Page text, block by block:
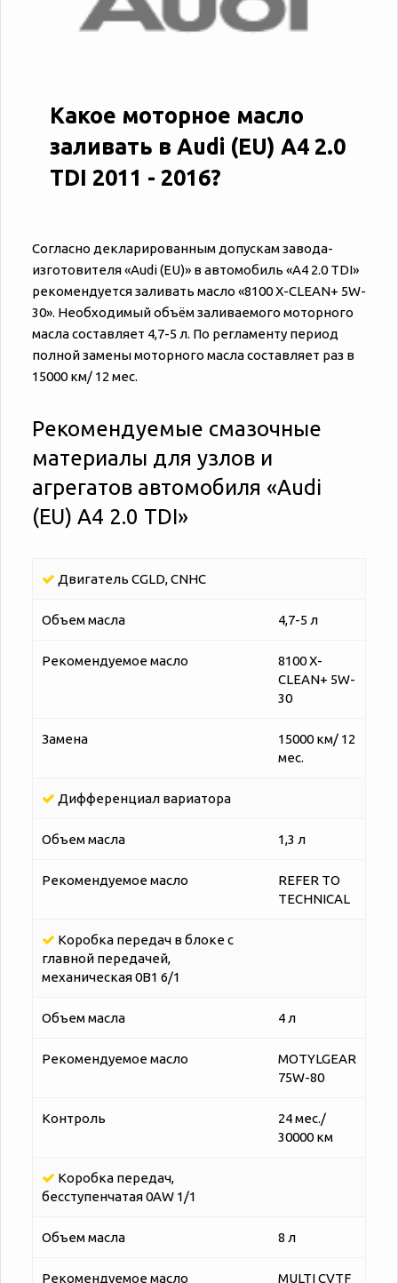
Какое моторное масло
заливать в Audi (EU) A4 2.0
TDI 2011 - 2016?
Согласно декларированным допускам завода-
изготовителя «‎‎Audi (EU)» в автомобиль «‎‎A4 2.0 TDI»
рекомендуется заливать масло «8100 X-CLEAN+ 5W-
30». Необходимый объём заливаемого моторного
масла составляет 4,7-5 л. По регламенту период
полной замены моторного масла составляет раз в
15000 км/ 12 мес.
Рекомендуемые смазочные
материалы для узлов и
агрегатов автомобиля «‎‎Audi
(EU) A4 2.0 TDI»
Двигатель CGLD, CNHC
Объем масла 4,7-5 л
Рекомендуемое масло
8100 X-
CLEAN+ 5W-
30
Замена
15000 км/ 12
мес.
Дифференциал вариатора
Объем масла 1,3 л
Рекомендуемое масло
REFER TO
TECHNICAL
Коробка передач в блоке с
главной передачей,
механическая 0B1 6/1
Объем масла 4 л
Рекомендуемое масло
MOTYLGEAR
75W-80
Контроль
24 мес./
30000 км
Коробка передач,
бесступенчатая 0AW 1/1
Объем масла 8 л
Рекомендуемое масло MULTI CVTF